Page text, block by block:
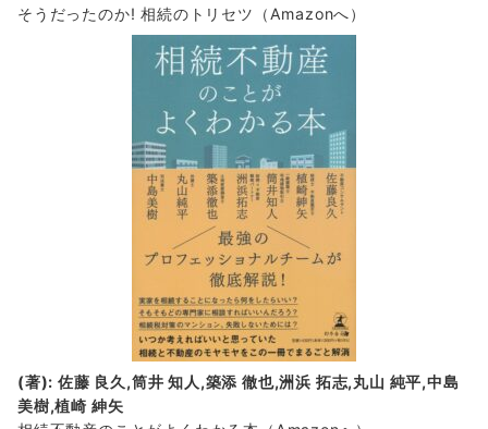
そうだったのか! 相続のトリセツ
（Amazonへ）
(著): 佐藤 良久,筒井 知人,築添 徹也,洲浜 拓志,丸山 純平,中島
美樹,植崎 紳矢